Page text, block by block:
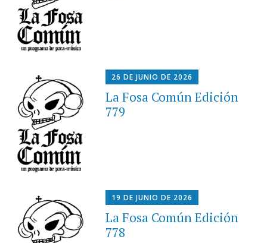
26 DE JUNIO DE 2026
La Fosa Común Edición
779
19 DE JUNIO DE 2026
La Fosa Común Edición
778